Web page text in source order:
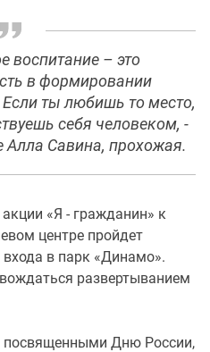
воспитание – это
в формировании
ты любишь то место,
себя человеком, -
Алла Савина, прохожая.
«Я - гражданин» к
центре пройдет
в парк «Динамо».
развертыванием
посвященными Дню России,